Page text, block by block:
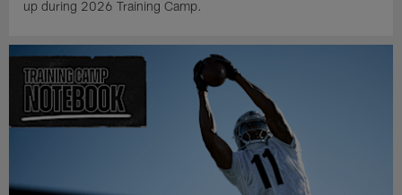
up during 2026 Training Camp.